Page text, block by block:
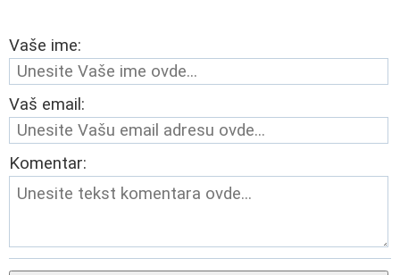
Vaše ime:
Vaš email:
Komentar: